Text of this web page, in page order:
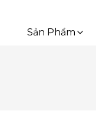
Sản Phẩm